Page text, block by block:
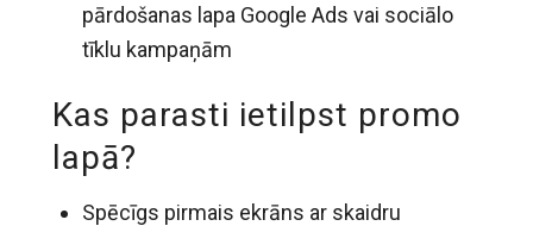
pārdošanas lapa Google Ads vai sociālo
tīklu kampaņām
Kas parasti ietilpst promo
lapā?
Spēcīgs pirmais ekrāns ar skaidru